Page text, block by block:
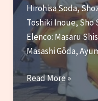
Hirohisa Soda,
Toshiki Inoue, Sho
Elenco: Masaru
Masashi Gôda,
Crítica
–
Read More »